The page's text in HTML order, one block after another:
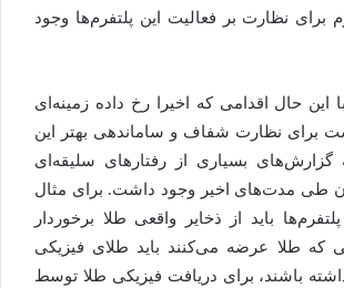
برای نظارت بر فعالیت این پلتفرم‌ها وجود
این حال اقدامی که اخیرا رخ داده زمینه‌ای
برای نظارت شفاف و ساماندهی بهتر این
گزارش‌های بسیاری از رفتارهای سلیقه‌ای
طی مدت‌های اخیر وجود داشت. برای مثال
باید از ذخایر واقعی طلا برخوردار
که طلا عرضه می‌کنند باید طلای فیزیکی
باشند، برای دریافت فیزیکی طلا توسط